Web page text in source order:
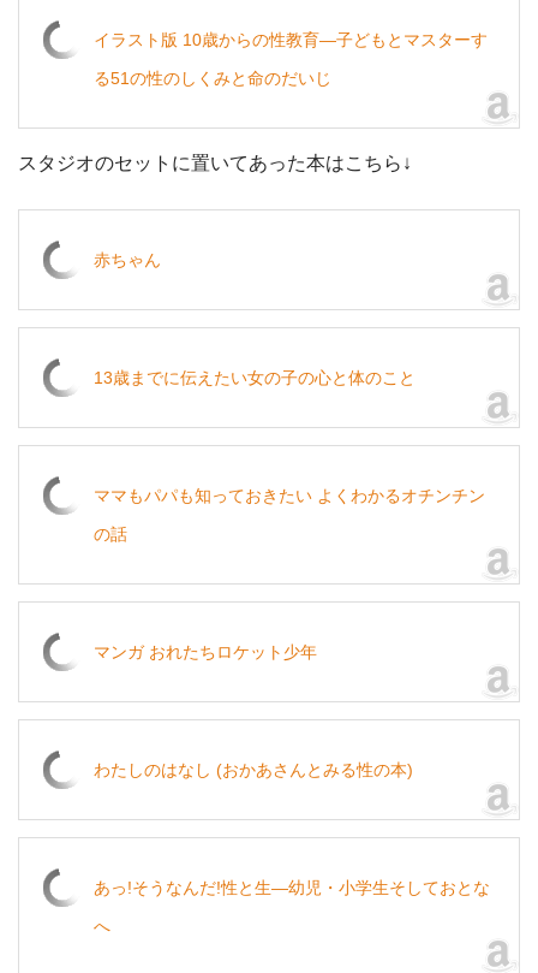
イラスト版 10歳からの性教育―子どもとマスターす
る51の性のしくみと命のだいじ
スタジオのセットに置いてあった本はこちら↓
赤ちゃん
13歳までに伝えたい女の子の心と体のこと
ママもパパも知っておきたい よくわかるオチンチン
の話
マンガ おれたちロケット少年
わたしのはなし (おかあさんとみる性の本)
あっ!そうなんだ!性と生―幼児・小学生そしておとな
へ